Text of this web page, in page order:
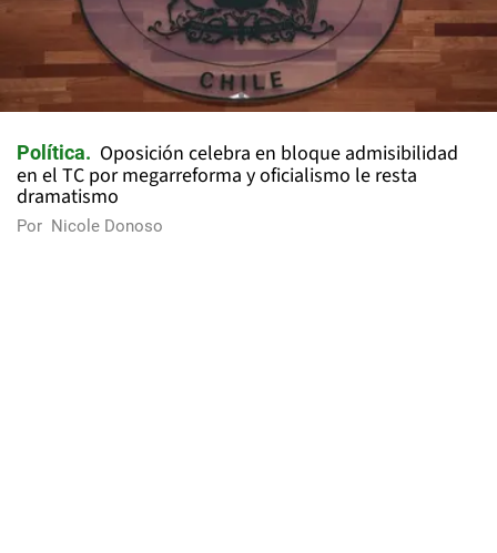
Política
Oposición celebra en bloque admisibilidad
en el TC por megarreforma y oficialismo le resta
dramatismo
Por Nicole Donoso